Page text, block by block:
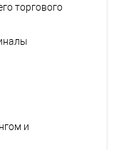
торгового
и